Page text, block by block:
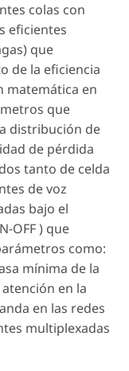
colas con
eficientes
que
de la eficiencia
matemática en
que
distribución de
de pérdida
tanto de celda
de voz
bajo el
OFF ) que
como:
mínima de la
en la
en las redes
multiplexadas